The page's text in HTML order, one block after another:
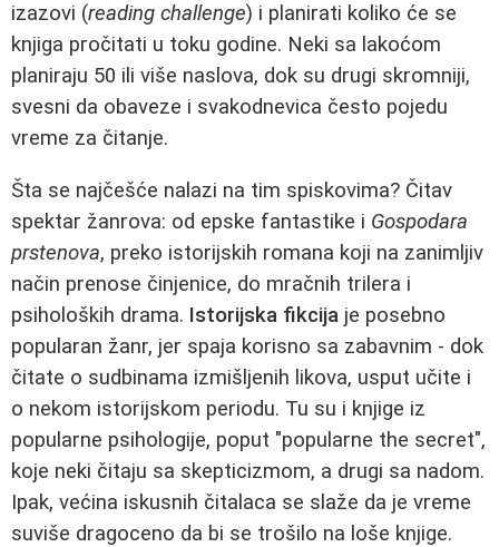
izazovi (reading challenge) i planirati koliko će se
knjiga pročitati u toku godine. Neki sa lakoćom
planiraju 50 ili više naslova, dok su drugi skromniji,
svesni da obaveze i svakodnevica često pojedu
vreme za čitanje.
Šta se najčešće nalazi na tim spiskovima? Čitav
spektar žanrova: od epske fantastike i Gospodara
prstenova, preko istorijskih romana koji na zanimljiv
način prenose činjenice, do mračnih trilera i
psiholoških drama. Istorijska fikcija je posebno
popularan žanr, jer spaja korisno sa zabavnim - dok
čitate o sudbinama izmišljenih likova, usput učite i
o nekom istorijskom periodu. Tu su i knjige iz
popularne psihologije, poput "popularne the secret",
koje neki čitaju sa skepticizmom, a drugi sa nadom.
Ipak, većina iskusnih čitalaca se slaže da je vreme
suviše dragoceno da bi se trošilo na loše knjige.